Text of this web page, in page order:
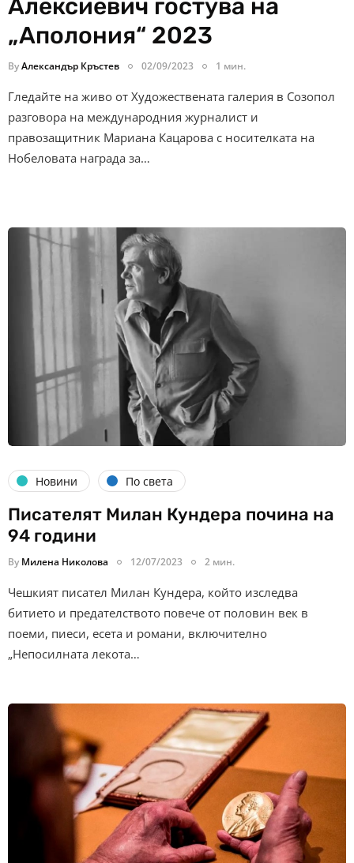
Алексиевич гостува на
„Аполония“ 2023
ByАлександър Кръстев 02/09/2023 1 мин.
Гледайте на живо от Художествената галерия в Созопол
разговора на международния журналист и
правозащитник Мариана Кацарова с носителката на
Нобеловата награда за…
Новини По света
Писателят Милан Кундера почина на
94 години
By Милена Николова 12/07/2023 2 мин.
Чешкият писател Милан Кундера, който изследва
битието и предателството повече от половин век в
поеми, пиеси, есета и романи, включително
„Непосилната лекота…